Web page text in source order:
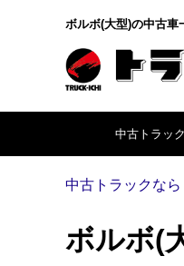
ボルボ(大型)の中古車
中古トラッ
中古トラックな
ボルボ(